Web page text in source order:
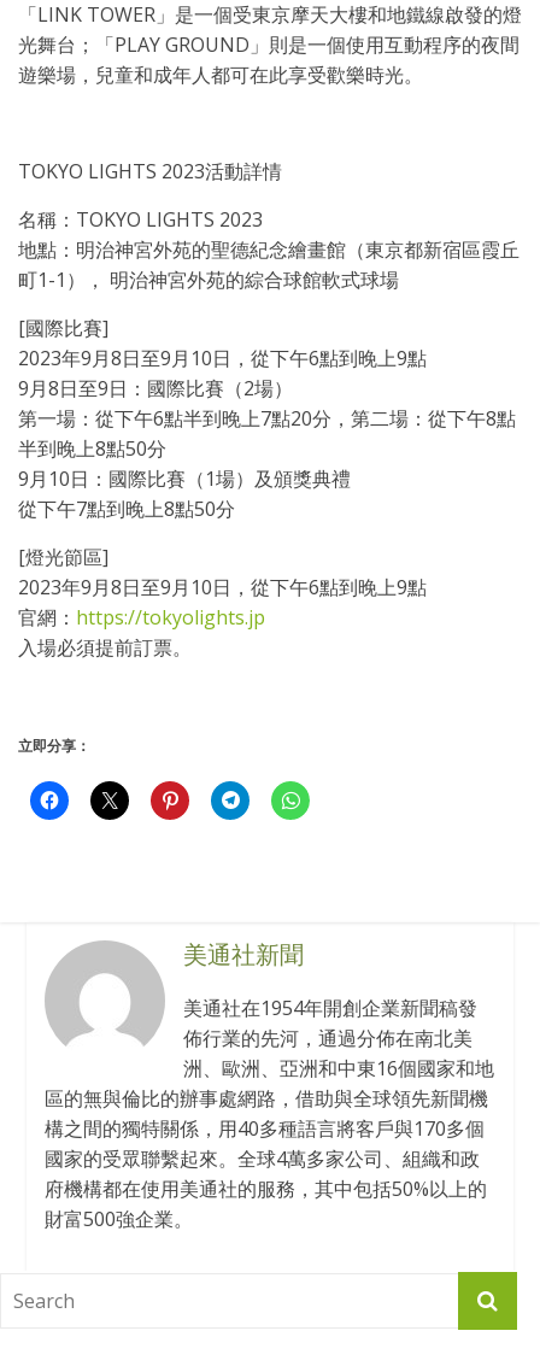
「LINK TOWER」是一個受東京摩天大樓和地鐵線啟發的燈
光舞台；「PLAY GROUND」則是一個使用互動程序的夜間
遊樂場，兒童和成年人都可在此享受歡樂時光。
TOKYO LIGHTS 2023活動詳情
名稱：TOKYO LIGHTS 2023
地點：明治神宮外苑的聖德紀念繪畫館（東京都新宿區霞丘
町1-1）
， 明治神宮外苑的綜合球館軟式球場
[國際比賽]
2023年9月8日至9月10日，從下午6點到晚上9點
9月8日至9日：國際比賽（2場）
第一場：從下午6點半到晚上7點20分，第二場：從下午8點
半到晚上8點50分
9月10日：國際比賽（1場）及頒獎典禮
從下午7點到晚上8點50分
[燈光節區]
2023年9月8日至9月10日，從下午6點到晚上9點
官網： https://tokyolights.jp
入場必須提前訂票。
立即分享：
美通社新聞
美通社在1954年開創企業新聞稿發
佈行業的先河，通過分佈在南北美
洲、歐洲、亞洲和中東16個國家和地
區的無與倫比的辦事處網路，借助與全球領先新聞機
構之間的獨特關係，用40多種語言將客戶與170多個
國家的受眾聯繫起來。全球4萬多家公司、組織和政
府機構都在使用美通社的服務，其中包括50%以上的
財富500強企業。